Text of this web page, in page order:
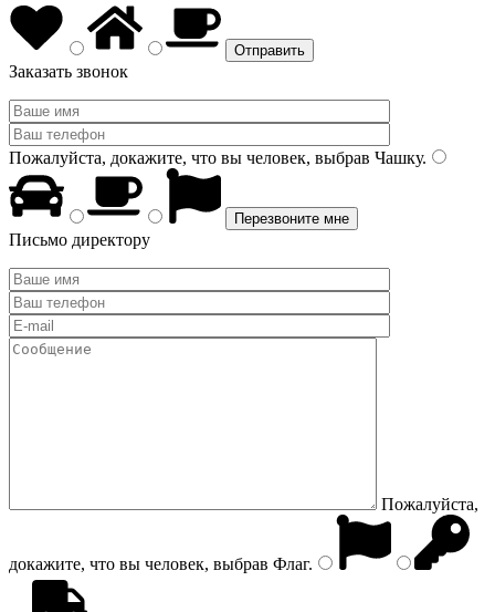
Заказать звонок
Пожалуйста, докажите, что вы человек, выбрав Чашку.
Письмо директору
Пожалуйста,
докажите, что вы человек, выбрав Флаг.